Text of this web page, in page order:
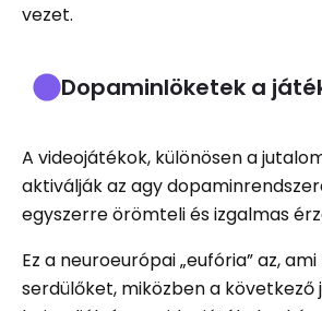
vezet.
Dopaminlöketek a
A videojátékok, különösen a
aktiválják az agy
egyszerre örömteli és izgalmas
Ez a neuroeurópai „eufória” az,
serdülőket, miközben a következő